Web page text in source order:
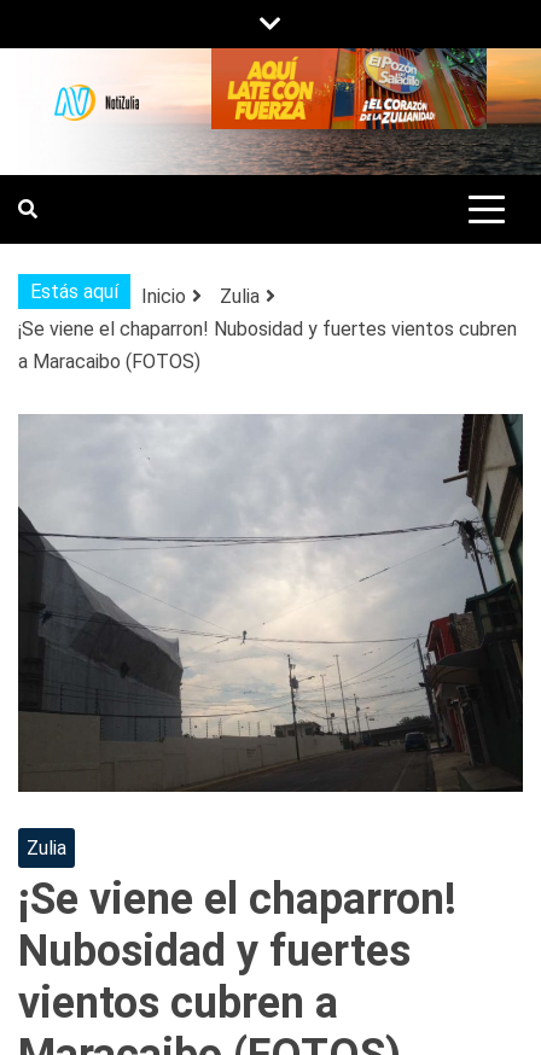
al
contenido
NOTIZULIA
NOTICIAS DEL ZULIA, VENEZUELA Y
DE INTERÉS GENERAL.
Estás aquí Inicio
Zulia
¡Se viene el chaparron! Nubosidad y fuertes vientos cubren
a Maracaibo (FOTOS)
Zulia
¡Se viene el chaparron!
Nubosidad y fuertes
vientos cubren a